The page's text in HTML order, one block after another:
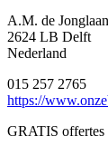
A.M. de
2624 LB Delft
Nederland
015 257 2765
https://
GRATIS offertes